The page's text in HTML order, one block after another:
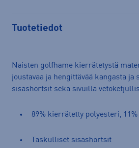
Tuotetiedot
Naisten golfhame kierrätetystä
joustavaa ja hengittävää kangasta
sisäshortsit sekä sivuilla
89% kierrätetty polyesteri,
Taskulliset sisäshortsit